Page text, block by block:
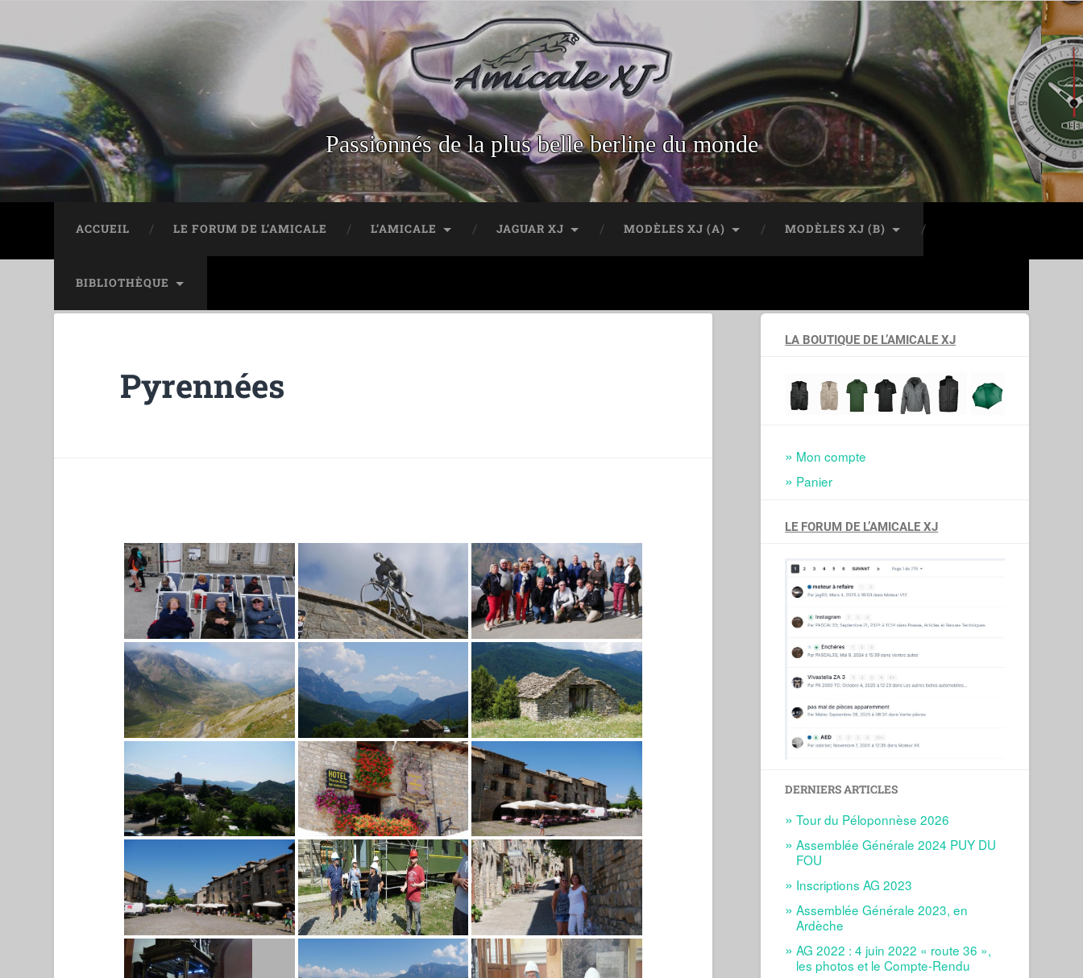
Passionnés de la plus belle berline du monde
ACCUEIL LE FORUM DE L’AMICALE L’AMICALE JAGUAR XJ MODÈLES XJ (A) MODÈLES XJ (B)
BIBLIOTHÈQUE
Pyrennées
LA BOUTIQUE DE L’AMICALE XJ
Mon compte
Panier
LE FORUM DE L’AMICALE XJ
DERNIERS ARTICLES
Tour du Péloponnèse 2026
Assemblée Générale 2024 PUY DU
FOU
Inscriptions AG 2023
Assemblée Générale 2023, en
Ardèche
AG 2022 : 4 juin 2022 « route 36 »,
les photos et le Compte-Rendu